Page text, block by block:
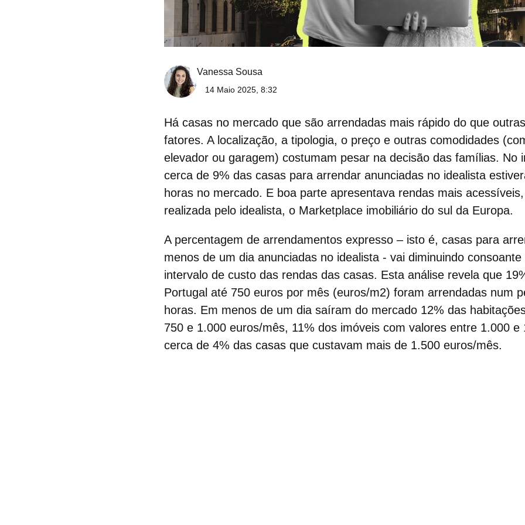
Vanessa Sousa
14 Maio 2025, 8:32
Há casas no mercado que são arrendadas mais rápido do que
fatores. A localização, a tipologia, o preço e outras comodidades
elevador ou garagem) costumam pesar na decisão das famílias. No
cerca de 9% das casas para arrendar anunciadas no idealista
horas no mercado. E boa parte apresentava rendas mais
realizada pelo idealista, o Marketplace imobiliário do sul da Europa.
A percentagem de arrendamentos expresso – isto é, casas para
menos de um dia anunciadas no idealista - vai diminuindo
intervalo de custo das rendas das casas. Esta análise revela que
Portugal até 750 euros por mês (euros/m2) foram arrendadas num
horas. Em menos de um dia saíram do mercado 12% das
750 e 1.000 euros/mês, 11% dos imóveis com valores entre 1.000 e
cerca de 4% das casas que custavam mais de 1.500 euros/mês.